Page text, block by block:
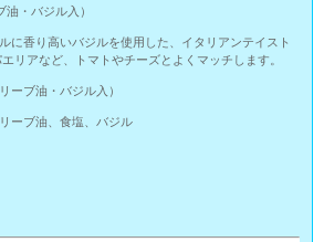
・バジル入）
に香り高いバジルを使用した、イタリアンテイスト
リアなど、トマトやチーズとよくマッチします。
ーブ油・バジル入）
ーブ油、食塩、バジル